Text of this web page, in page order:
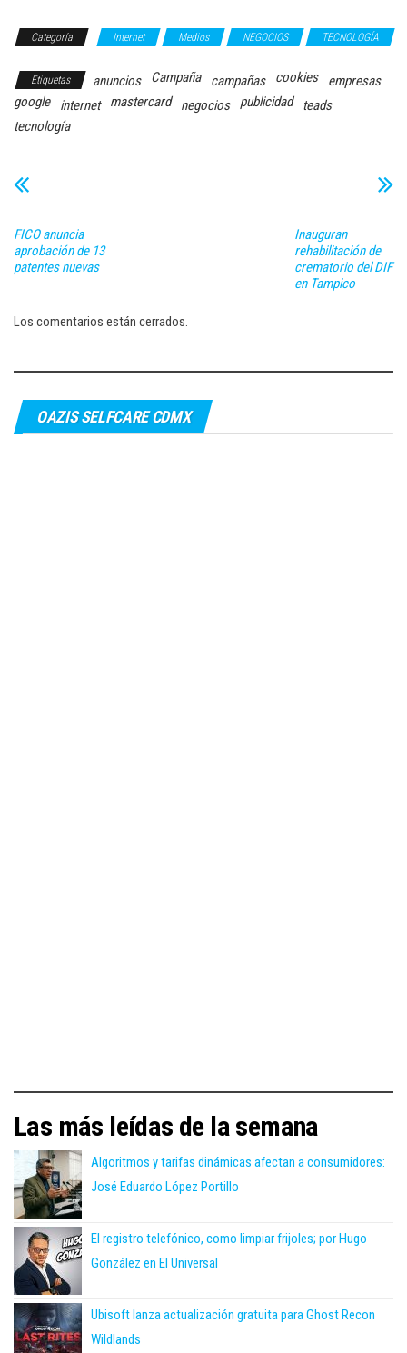
Categoría Internet Medios NEGOCIOS TECNOLOGÍA
Etiquetas anuncios Campaña campañas cookies
empresas
google
internet mastercard negocios publicidad
teads
tecnología
FICO anuncia
aprobación de 13
patentes nuevas
Inauguran
rehabilitación de
crematorio del DIF
en Tampico
Los comentarios están cerrados.
OAZIS SELFCARE CDMX
Las más leídas de la semana
Algoritmos y tarifas dinámicas afectan a consumidores:
José Eduardo López Portillo
El registro telefónico, como limpiar frijoles; por Hugo
González en El Universal
Ubisoft lanza actualización gratuita para Ghost Recon
Wildlands